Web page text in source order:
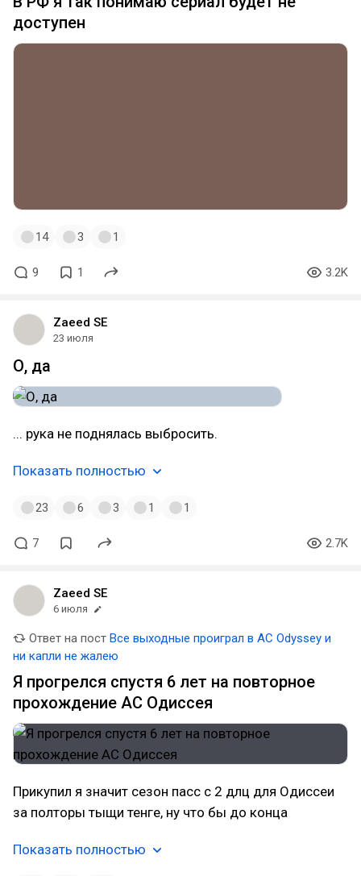
доступен
14 3 1
9 1 3.2K
Zaeed SE
23 июля
О, да
... рука не поднялась выбросить.
Показать полностью
23 6 3 1 1
7 2.7K
Zaeed SE
6 июля
Ответ на пост Все выходные проиграл в AC Odyssey и
ни капли не жалею
Я прогрелся спустя 6 лет на повторное
прохождение АС Одиссея
Прикупил я значит сезон пасс с 2 длц для Одиссеи
за полторы тыщи тенге, ну что бы до конца
Показать полностью